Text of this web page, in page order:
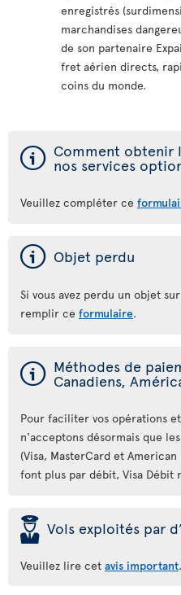
enregistrés
marchandises
de son partenaire
fret aérien directs,
coins du monde.
ý Comment obtenir
nos services
Veuillez compléter ce
ý Objet perdu
Si vous avez perdu un objet
remplir ce formulaire.
ý Méthodes de
Canadiens,
Pour faciliter vos opérations
n'acceptons désormais que
(Visa, MasterCard et
font plus par débit, Visa Débit
þ Vols exploités par
Veuillez lire cet avis important.